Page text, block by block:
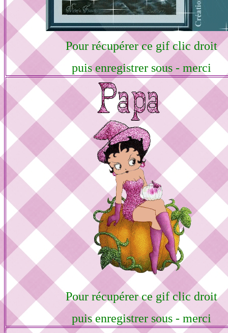
Pour récupérer ce gif clic droit
puis enregistrer sous - merci
Pour récupérer ce gif clic droit
puis enregistrer sous - merci